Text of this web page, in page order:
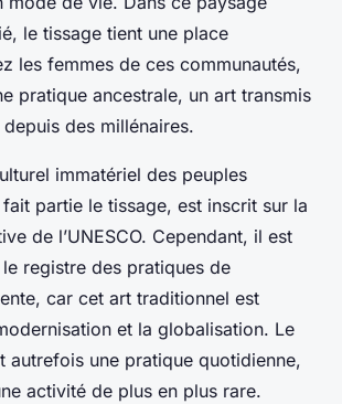
le tissage tient une place
les femmes de ces communautés,
pratique ancestrale, un art transmis
des millénaires.
immatériel des peuples
partie le tissage, est inscrit sur la
de l’UNESCO. Cependant, il est
registre des pratiques de
car cet art traditionnel est
et la globalisation. Le
autrefois une pratique quotidienne,
activité de plus en plus rare.